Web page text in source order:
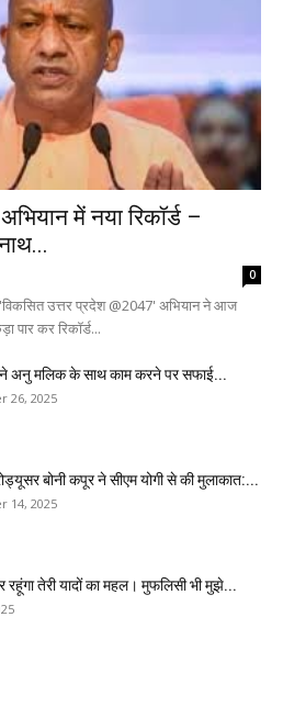
में नया रिकॉर्ड –
0
उत्तर प्रदेश @2047' अभियान ने आज
कर रिकॉर्ड...
अनु मलिक के साथ काम करने पर सफाई...
26, 2025
बोनी कपूर ने सीएम योगी से की मुलाकात:...
14, 2025
रहूंगा तेरी यादों का महल। मुफलिसी भी मुझे...